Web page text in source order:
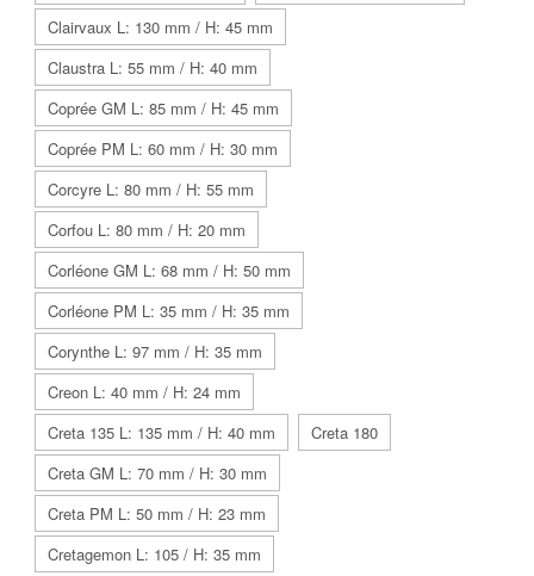
Clairvaux L: 130 mm / H: 45 mm
Claustra L: 55 mm / H: 40 mm
Coprée GM L: 85 mm / H: 45 mm
Coprée PM L: 60 mm / H: 30 mm
Corcyre L: 80 mm / H: 55 mm
Corfou L: 80 mm / H: 20 mm
Corléone GM L: 68 mm / H: 50 mm
Corléone PM L: 35 mm / H: 35 mm
Corynthe L: 97 mm / H: 35 mm
Creon L: 40 mm / H: 24 mm
Creta 135 L: 135 mm / H: 40 mm
Creta 180
Creta GM L: 70 mm / H: 30 mm
Creta PM L: 50 mm / H: 23 mm
Cretagemon L: 105 / H: 35 mm